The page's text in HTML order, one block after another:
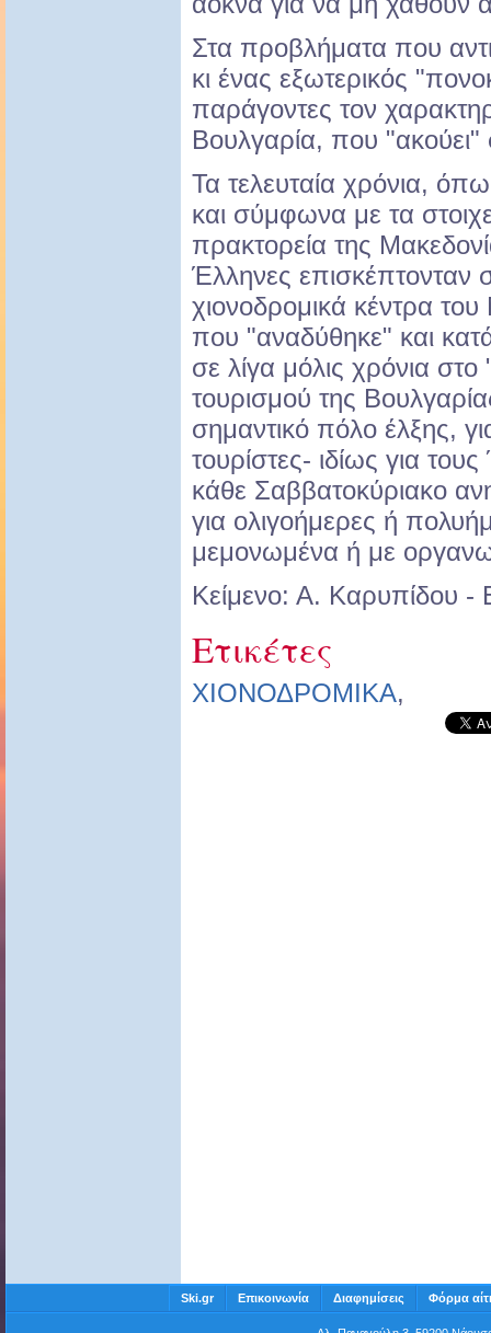
Στα προβλήματα που
κι ένας εξωτερικός
παράγοντες τον
Βουλγαρία, που
Τα τελευταία χρόνια,
και σύμφωνα με τα
πρακτορεία της
Έλληνες επισκέπτονταν
χιονοδρομικά κέντρα
που "αναδύθηκε" και
σε λίγα μόλις χρόνια στο
τουρισμού της
σημαντικό πόλο έλξης,
τουρίστες- ιδίως για
κάθε Σαββατοκύριακο
για ολιγοήμερες ή
μεμονωμένα ή με
Κείμενο: Α. Καρυπίδου -
Ετικέτες
ΧΙΟΝΟΔΡΟΜΙΚΑ,
Ski.gr Επικοινωνία Διαφημίσεις Φόρμα